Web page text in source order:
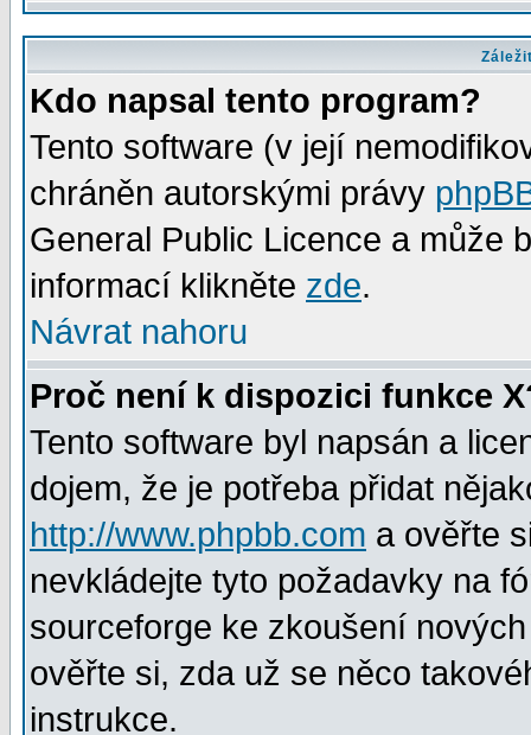
Kdo napsal tento program?
Tento software (v její
chráněn autorskými právy
General Public Licence a může
informací klikněte zde.
Návrat nahoru
Proč není k dispozici funkce
Tento software byl napsán a
dojem, že je potřeba přidat
http://www.phpbb.com a ověřte
nevkládejte tyto požadavky na
sourceforge ke zkoušení
ověřte si, zda už se něco
instrukce.